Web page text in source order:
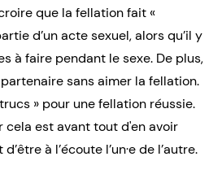
que la fellation fait «
d’un acte sexuel, alors qu’il y
à faire pendant le sexe. De plus,
sans aimer la fellation.
» pour une fellation réussie.
cela est avant tout d'en avoir
à l’écoute l’un·e de l’autre.